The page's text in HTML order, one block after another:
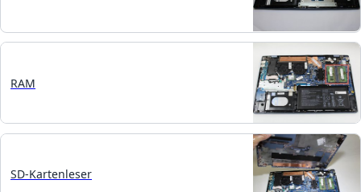
RAM
SD-Kartenleser